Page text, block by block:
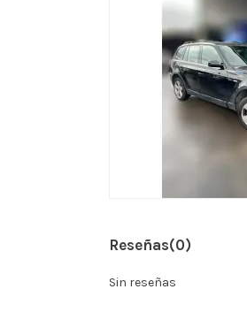
Reseñas(0)
Sin reseñas